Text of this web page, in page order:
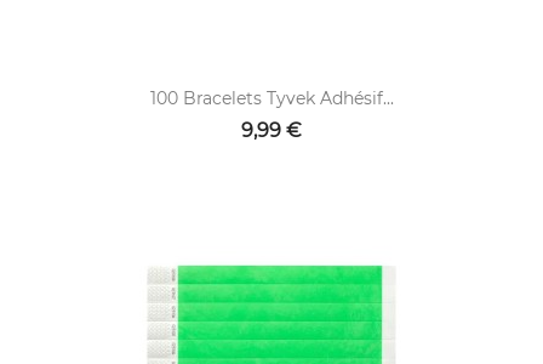
100 Bracelets Tyvek Adhésif...
9,99 €